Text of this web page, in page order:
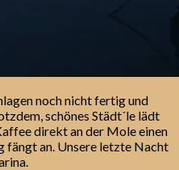
noch nicht fertig und
schönes Städt´le lädt
direkt an der Mole einen
fängt an. Unsere letzte Nacht